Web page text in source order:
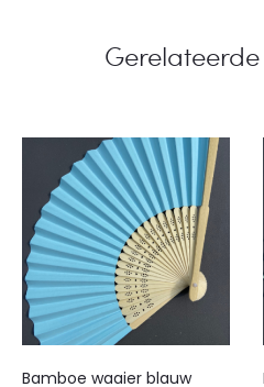
Bamboe waaier blauw